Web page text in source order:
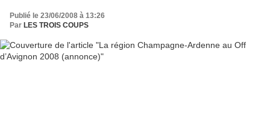
Publié le 23/06/2008 à 13:26
Par LES TROIS COUPS